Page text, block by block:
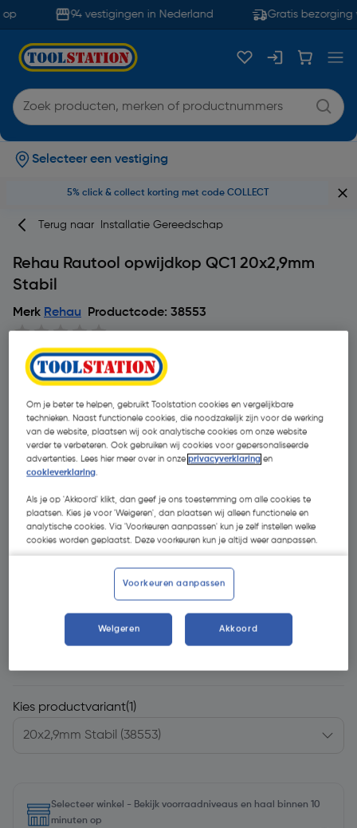
94 vestigingen in Nederland Gratis bezorging
Selecteer een vestiging
5% click & collect korting met code COLLECT
Terug naar Installatie Gereedschap
Rehau Rautool opwijdkop QC1 20x2,9mm
Stabil
Merk Rehau Productcode: 38553
- € 33,62
€ 112,05
€ 78,43
Kies productvariant(1)
Selecteer winkel - Bekijk voorraadniveaus en haal binnen 10
minuten op
Om je beter te helpen, gebruikt Toolstation cookies en vergelijkbare
technieken. Naast functionele cookies, die noodzakelijk zijn voor de werking
van de website, plaatsen wij ook analytische cookies om onze website
verder te verbeteren. Ook gebruiken wij cookies voor gepersonaliseerde
advertenties. Lees hier meer over in onzeprivacyverklaring en
cookieverklaring.
Als je op 'Akkoord' klikt, dan geef je ons toestemming om alle cookies te
plaatsen. Kies je voor 'Weigeren', dan plaatsen wij alleen functionele en
analytische cookies. Via 'Voorkeuren aanpassen' kun je zelf instellen welke
cookies worden geplaatst. Deze voorkeuren kun je altijd weer aanpassen.
Voorkeuren aanpassen
Weigeren Akkoord